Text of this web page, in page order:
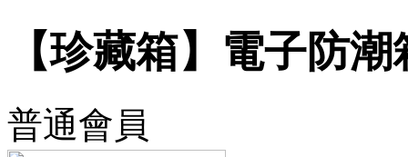
【珍藏箱】電子防
普通會員